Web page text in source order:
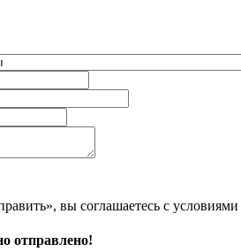
вы соглашаетесь с условиями
отправлено!